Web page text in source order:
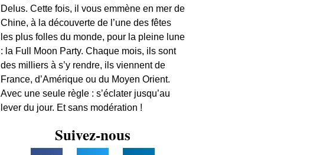
Delus. Cette fois, il vous emmène en mer de
Chine, à la découverte de l’une des fêtes
les plus folles du monde, pour la pleine lune
: la Full Moon Party. Chaque mois, ils sont
des milliers à s’y rendre, ils viennent de
France, d’Amérique ou du Moyen Orient.
Avec une seule règle : s’éclater jusqu’au
lever du jour. Et sans modération !
Suivez-nous